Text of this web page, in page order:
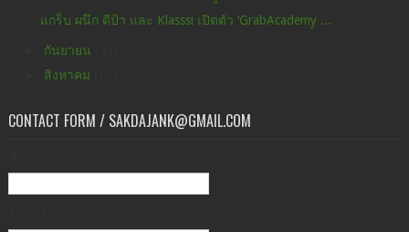
แกร็บ ผนึก ดีป้า และ Klasssi เปิดตัว ‘GrabAcademy ...
กันยายน
สิงหาคม
CONTACT FORM / SAKDAJANK@GMAIL.COM